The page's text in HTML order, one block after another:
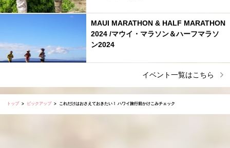
MAUI MARATHON & HALF MARATHON
2024 /マウイ・マラソン＆ハーフマラソ
ン2024
イベント一覧はこちら
トップ ピックアップ これだけはおさえておきたい！ ハワイ旅行前かけこみチェック